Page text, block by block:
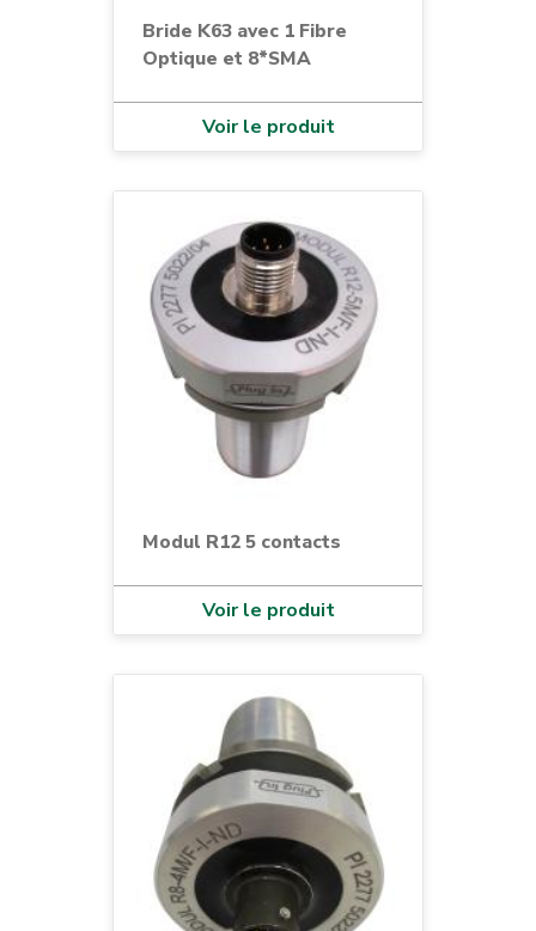
Bride K63 avec 1 Fibre
Optique et 8*SMA
Voir le produit
Modul R12 5 contacts
Voir le produit